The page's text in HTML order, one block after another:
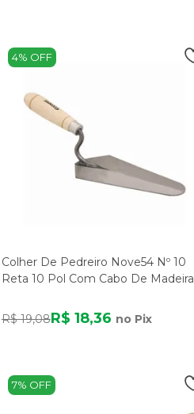
4% OFF
Colher De Pedreiro Nove54 Nº 10
Reta 10 Pol Com Cabo De Madeira
R$ 19,08R$ 18,36 no Pix
7% OFF